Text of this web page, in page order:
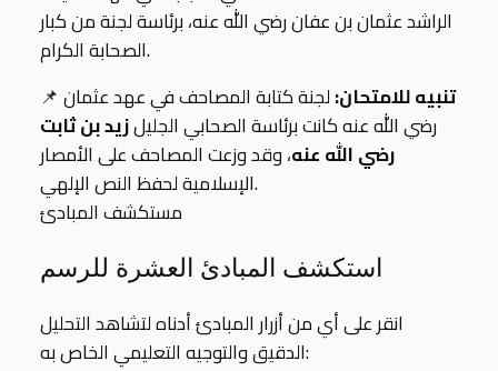
الراشد عثمان بن عفان رضي الله عنه، برئاسة لجنة من كبار
الصحابة الكرام.
📌
تنبيه للامتحان:لجنة كتابة المصاحف في عهد عثمان
رضي الله عنه كانت برئاسة الصحابي الجليلزيد بن ثابت
رضي الله عنه، وقد وزعت المصاحف على الأمصار
الإسلامية لحفظ النص الإلهي.
مستكشف المبادئ
استكشف المبادئ العشرة للرسم
انقر على أي من أزرار المبادئ أدناه لتشاهد التحليل
الدقيق والتوجيه التعليمي الخاص به: